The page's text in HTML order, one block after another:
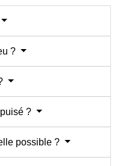
?
?
possible ?